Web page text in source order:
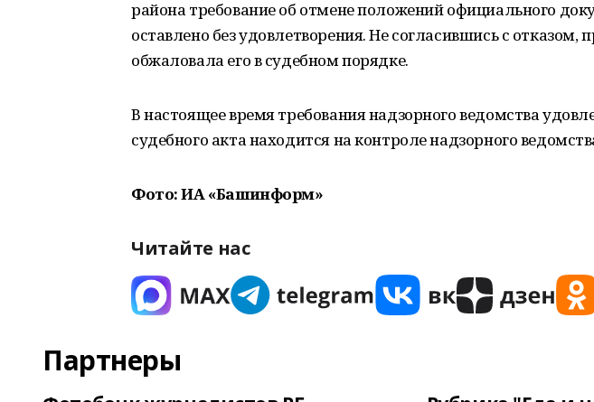
района требование об отмене положений официального
оставлено без удовлетворения. Не согласившись с отказом,
обжаловала его в судебном порядке.
В настоящее время требования надзорного ведомства
судебного акта находится на контроле надзорного
Фото: ИА «Башинформ»
Читайте нас
Партнеры